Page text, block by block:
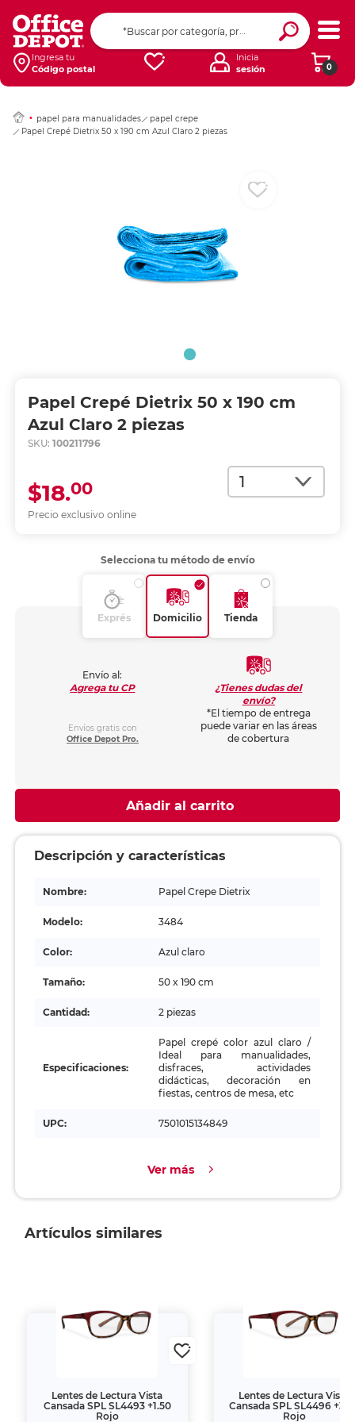
Ingresa tu
Código postal
0
Inicia
sesión
papel para manualidades
papel crepe
Papel Crepé Dietrix 50 x 190 cm Azul Claro 2 piezas
Papel Crepé Dietrix 50 x 190 cm
Azul Claro 2 piezas
SKU: 100211796
Cantidad
Precio exclusivo online
$18.00
Ingresar Codigo
Selecciona tu método de envío
Exprés Domicilio Tienda
Envío al:
Agrega tu CP
Envíos gratis con
Office Depot Pro.
¿Tienes dudas del
envío?
*El tiempo de entrega
puede variar en las áreas
de cobertura
Añadir al carrito
Descripción y características
Nombre: Papel Crepe Dietrix
Modelo: 3484
Color: Azul claro
Tamaño: 50 x 190 cm
Cantidad: 2 piezas
Especificaciones:
Papel crepé color azul claro /
Ideal para manualidades,
disfraces, actividades
didácticas, decoración en
fiestas, centros de mesa, etc
UPC: 7501015134849
Ver más
Artículos similares
Lentes de Lectura Vista
Cansada SPL SL4493 +1.50
Rojo
Lentes de Lectura Vista
Cansada SPL SL4496
Rojo